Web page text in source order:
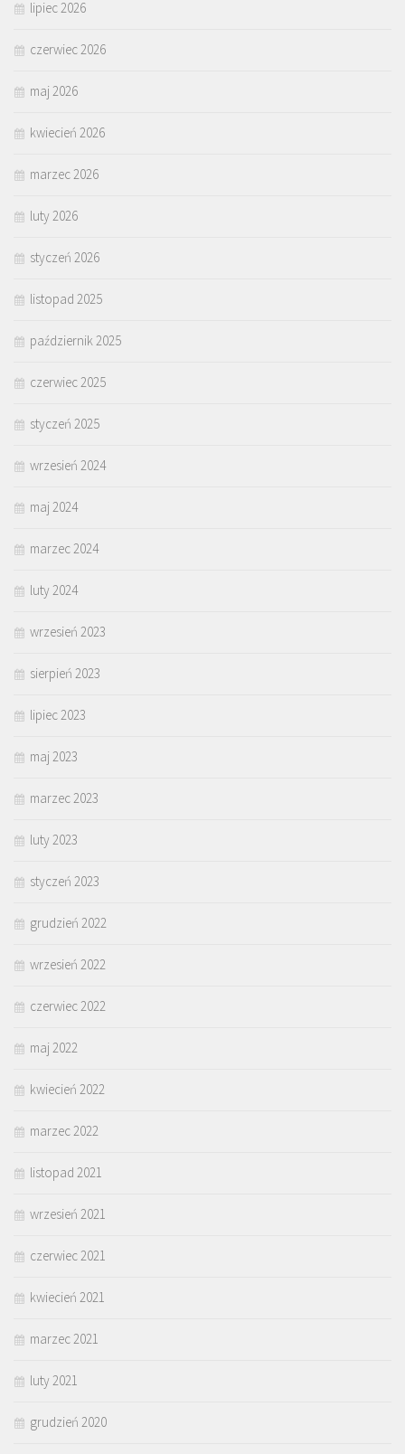
lipiec 2026
czerwiec 2026
maj 2026
kwiecień 2026
marzec 2026
luty 2026
styczeń 2026
listopad 2025
październik 2025
czerwiec 2025
styczeń 2025
wrzesień 2024
maj 2024
marzec 2024
luty 2024
wrzesień 2023
sierpień 2023
lipiec 2023
maj 2023
marzec 2023
luty 2023
styczeń 2023
grudzień 2022
wrzesień 2022
czerwiec 2022
maj 2022
kwiecień 2022
marzec 2022
listopad 2021
wrzesień 2021
czerwiec 2021
kwiecień 2021
marzec 2021
luty 2021
grudzień 2020